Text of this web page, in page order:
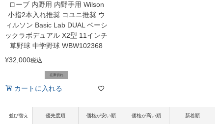
ローブ 内野用 内野手用 Wilson
小指2本入れ推奨 コユニ推奨 ウ
ィルソン Basic Lab DUAL ベーシ
ックラボデュアル X2型 11インチ
草野球 中学野球 WBW102368
¥32,000税込
在庫切れ
カートに入れる
並び替え 優先度順 価格が安い順 価格が高い順 新着順